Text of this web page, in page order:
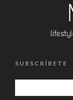
SUBSCRÍBETE